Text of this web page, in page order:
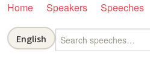
Home Speakers Speeches
English